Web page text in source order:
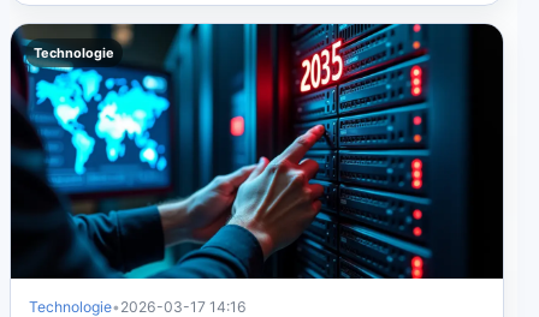
Technologie
Technologie• 2026-03-17 14:16